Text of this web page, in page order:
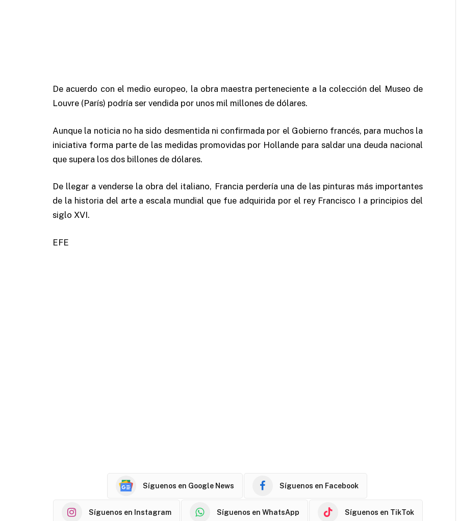
De acuerdo con el medio europeo, la obra maestra perteneciente a la colección del Museo de
Louvre (París) podría ser vendida por unos mil millones de dólares.
Aunque la noticia no ha sido desmentida ni confirmada por el Gobierno francés, para muchos la
iniciativa forma parte de las medidas promovidas por Hollande para saldar una deuda nacional
que supera los dos billones de dólares.
De llegar a venderse la obra del italiano, Francia perdería una de las pinturas más importantes
de la historia del arte a escala mundial que fue adquirida por el rey Francisco I a principios del
siglo XVI.
EFE
Síguenos en Google News Síguenos en Facebook
Síguenos en Instagram Síguenos en WhatsApp Síguenos en TikTok